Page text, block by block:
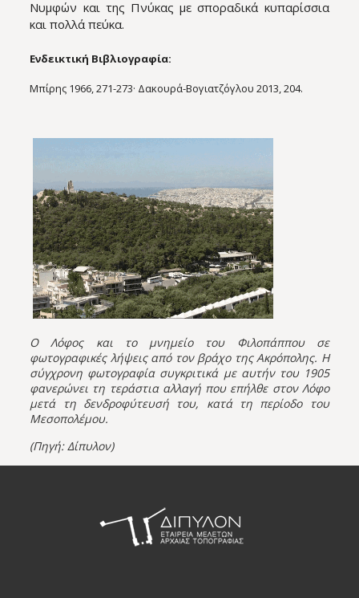
Νυμφών και της Πνύκας με σποραδικά κυπαρίσσια
και πολλά πεύκα.
Ενδεικτική Βιβλιογραφία:
Μπίρης 1966, 271-273· Δακουρά-Βογιατζόγλου 2013, 204.
Ο Λόφος και το μνημείο του Φιλοπάππου σε
φωτογραφικές λήψεις από τον βράχο της Ακρόπολης. Η
σύγχρονη φωτογραφία συγκριτικά με αυτήν του 1905
φανερώνει τη τεράστια αλλαγή που επήλθε στον Λόφο
μετά τη δενδροφύτευσή του, κατά τη περίοδο του
Μεσοπολέμου.
(Πηγή:Δίπυλον)